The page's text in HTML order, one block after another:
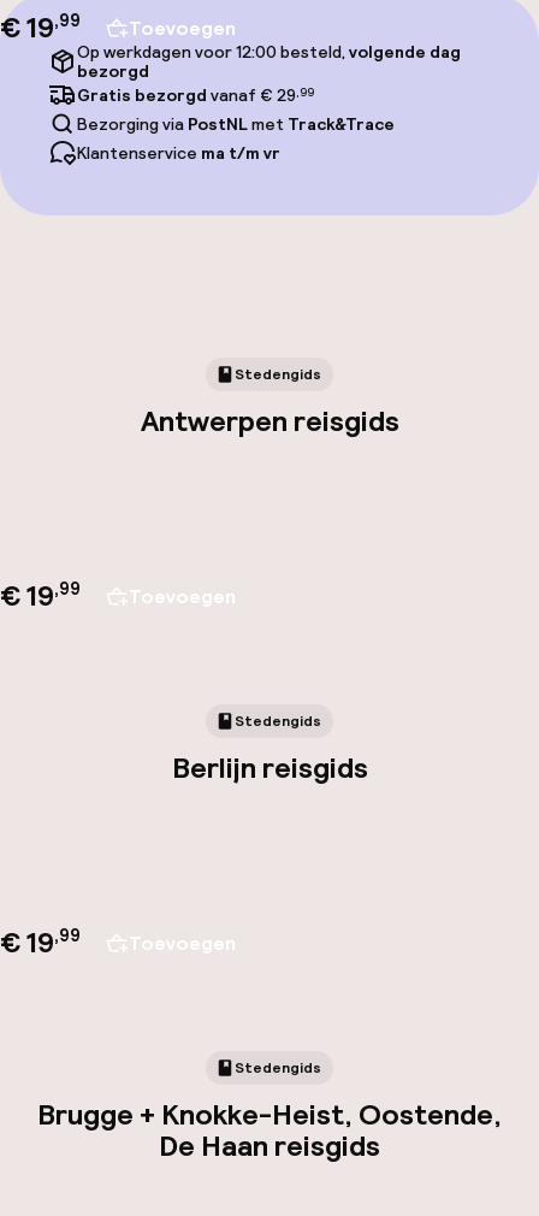
€ 19,99 Toevoegen
Op werkdagen voor 12:00 besteld,volgende dag
bezorgd
Gratis bezorgd vanaf € 29,99
Bezorging via PostNLmet Track&Trace
Klantenservice ma t/m vr
Stedengids
Antwerpen reisgids
€ 19,99 Toevoegen
Stedengids
Berlijn reisgids
€ 19,99 Toevoegen
Stedengids
Brugge + Knokke-Heist, Oostende,
De Haan reisgids